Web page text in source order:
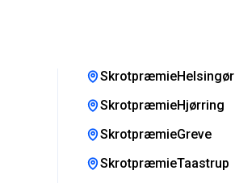
SkrotpræmieHelsingør
SkrotpræmieHjørring
SkrotpræmieGreve
SkrotpræmieTaastrup